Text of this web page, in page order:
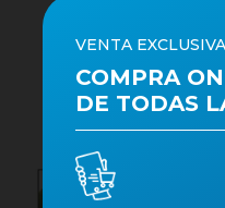
VENTA
COMPRA
DE TODAS